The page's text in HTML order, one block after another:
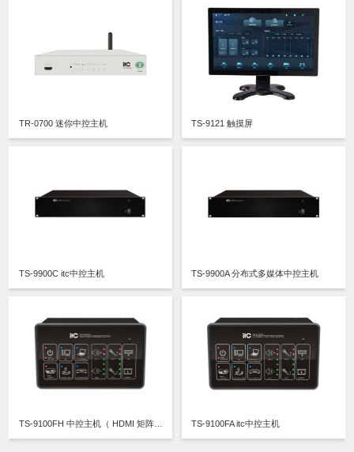
TR-0700 迷你中控主机 TS-9121 触摸屏
TS-9900C itc中控主机 TS-9900A 分布式多媒体中控主机
TS-9100FH 中控主机（ HDMI 矩阵 , 一 体式教育中控主机） TS-9100FA itc中控主机